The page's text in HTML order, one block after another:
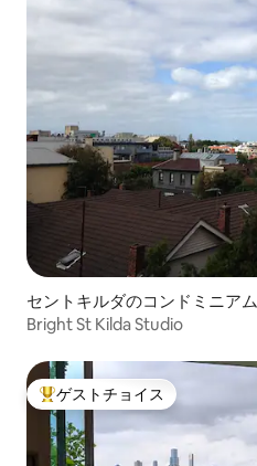
セントキルダのコンドミニアム
Bright St Kilda Studio
大好評のゲストチョイスです。
ゲストチョイス